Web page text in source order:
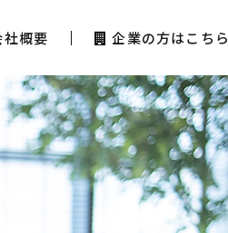
社概要 企業の方はこちら